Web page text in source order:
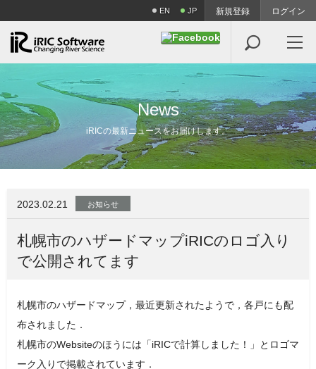
EN JP 新規登録 ログイン

News
iRICの最新ニュースをお届けします。
2023.02.21 お知らせ
札幌市のハザードマップiRICのロゴ入り
で公開されてます
札幌市のハザードマップ，最近更新されたようで，各戸にも配
布されました．
札幌市のWebsiteのほうには「iRICで計算しました！」とロゴマ
ーク入りで掲載されています．